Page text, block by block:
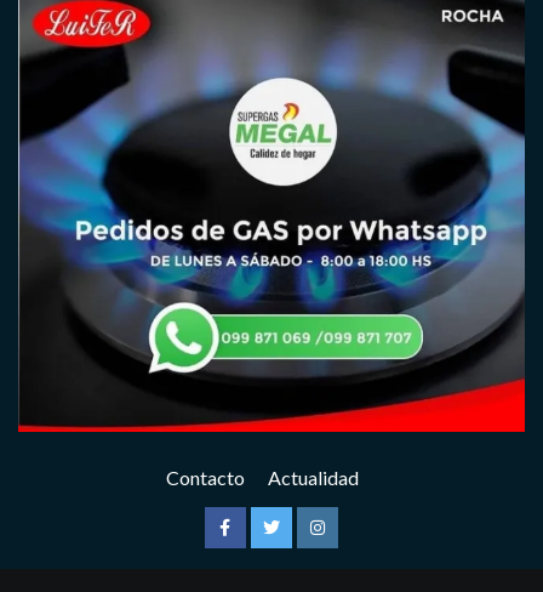
Contacto Actualidad
FacebookTwitterInstagram